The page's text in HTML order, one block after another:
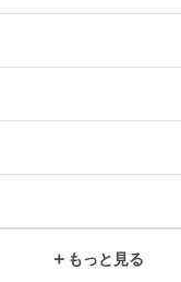
＋ もっと見る